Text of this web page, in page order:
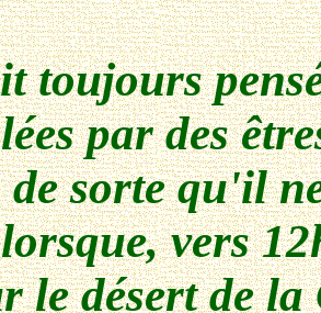
pensé
par des
sorte qu'il
vers
le désert de